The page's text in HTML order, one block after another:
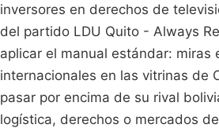
inversores en derechos de
del partido LDU Quito - Always
aplicar el manual estándar:
internacionales en las vitrinas de
pasar por encima de su rival
logística, derechos o mercados